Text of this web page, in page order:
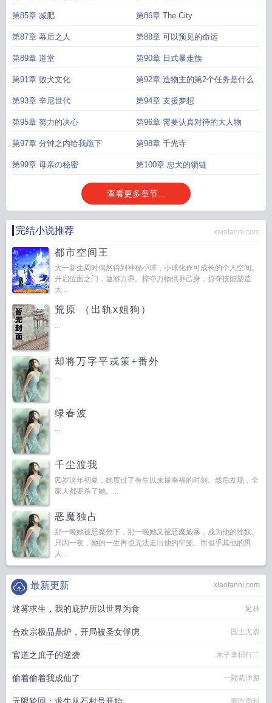
第85章 减肥 第86章 The City
第87章 幕后之人 第88章 可以预见的命运
第89章 道堂 第90章 日式暴走族
第91章 败犬文化 第92章 造物主的第2个任务是什么
第93章 辛尼世代 第94章 支援梦想
第95章 努力的决心 第96章 需要认真对待的大人物
第97章 分钟之内给我跪下 第98章 千光寺
第99章 母亲の秘密 第100章 忠犬的锁链
查看更多章节...
完结小说推荐 xiaofanni.com
都市空间王
大一新生周时偶然得到神秘小球，小球化作可成长的个人空间。
开启位面之门，遨游万界。掠夺万物供养己身，掠夺技能塑造
大...
荒原 （出轨x姐狗）
...
却将万字平戎策+番外
...
绿春波
...
千尘渡我
四岁这年初夏，她度过了有生以来最幸福的时刻。然后发现，全
家人都要杀了她。...
恶魔独占
那一晚她被恶魔救下，那一晚她又被恶魔施暴，成为他的性奴。
只因一夜，她的一生再也无法走出他的牢笼。而似乎其他的男
人...
xiaofanni.com
最新更新
迷雾求生，我的庇护所以世界为食 延林
合欢宗极品鼎炉，开局被圣女俘虏 国士无双
官道之庶子的逆袭 木子李排行二
偷着偷着我成仙了 一颗紫洋葱
要吃面包